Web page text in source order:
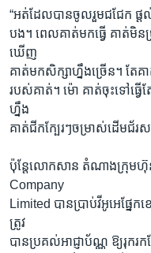
“អត់ដែលបានចូលរួមជជែក
បង។ ពេលគាត់មកធ្វើ គាត់មិន
ឃើញ
គាត់មកសិក្សាហ្នឹងច្រើន។ តែគ
របស់គាត់។ ម៉ោ គាត់ចុះទៅធ្វ
ហ្នឹង
គាត់ជីកក្បែរៗចម្រាស់ដើមជ័រស
ប៉ុន្តែលោកសាន តំណាងក្រុមហ៊ុ
Company
Limited បានប្រាប់វីអូអេផ្នែ
ត្រូវ
បានប្រគល់អាជ្ញាប័ណ្ណ ឱ្យរុករ